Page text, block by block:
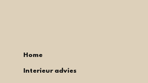
Home
Interieur advies